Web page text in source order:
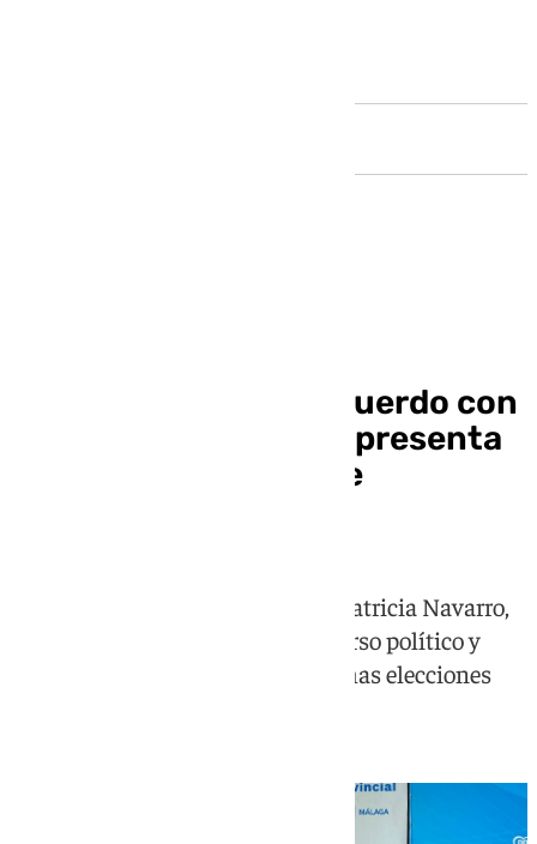
El PP reivindica su acuerdo con
Vox en Andalucía y lo presenta
como una garantía de
La presidenta del PP de Málaga, Patricia Navarro,
realizó un balance positivo del curso político y
celebró los resultados en las últimas elecciones